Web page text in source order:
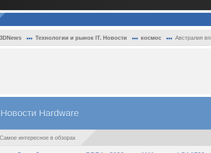
3DNews Технологии и рынок IT. Новости космос Австралия
Новости Hardware
Самое интересное в обзорах